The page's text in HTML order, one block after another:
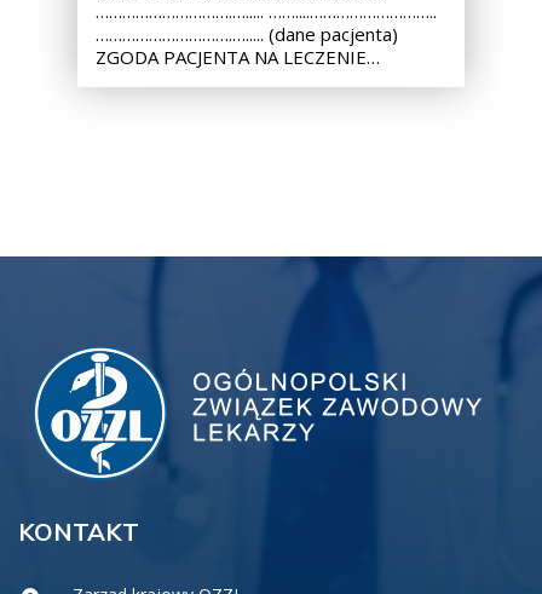
………………………….…..... ……....………………………..
………………………….…..... (dane pacjenta)
ZGODA PACJENTA NA LECZENIE…
KONTAKT